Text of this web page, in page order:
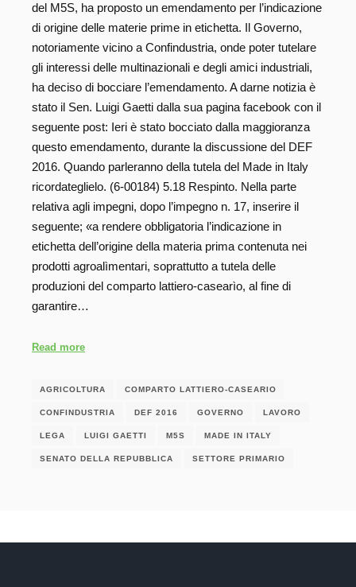
del M5S, ha proposto un emendamento per l’indicazione
di origine delle materie prime in etichetta. Il Governo,
notoriamente vicino a Confindustria, onde poter tutelare
gli interessi delle multinazionali e degli amici industriali,
ha deciso di bocciare l’emendamento. A darne notizia è
stato il Sen. Luigi Gaetti dalla sua pagina facebook con il
seguente post: Ieri è stato bocciato dalla maggioranza
questo emendamento, durante la discussione del DEF
2016. Quando parleranno della tutela del Made in Italy
ricordateglielo. (6-00184) 5.18 Respinto. Nella parte
relativa agli impegni, dopo l’impegno n. 17, inserire il
seguente; «a rendere obbligatoria l’indicazione in
etichetta dell’origine della materia prima contenuta nei
prodotti agroalìmentari, soprattutto a tutela delle
produzioni del comparto lattiero-casearìo, al fine di
garantire…
Read more
AGRICOLTURA COMPARTO LATTIERO-CASEARIO
CONFINDUSTRIA DEF 2016 GOVERNO LAVORO
LEGA LUIGI GAETTI M5S MADE IN ITALY
SENATO DELLA REPUBBLICA SETTORE PRIMARIO